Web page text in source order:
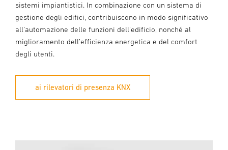
sistemi impiantistici. In combinazione con un sistema di
gestione degli edifici, contribuiscono in modo significativo
all’automazione delle funzioni dell’edificio, nonché al
miglioramento dell’efficienza energetica e del comfort
degli utenti.
ai rilevatori di presenza KNX